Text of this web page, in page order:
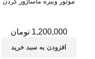
موتور ویبره ماساژور گردن
1,200,000 تومان
افزودن به سبد خرید